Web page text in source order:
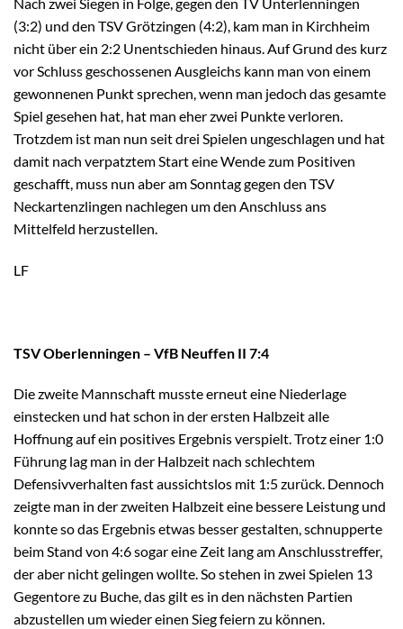
(3:2) und den TSV Grötzingen (4:2), kam man in Kirchheim
nicht über ein 2:2 Unentschieden hinaus. Auf Grund des kurz
vor Schluss geschossenen Ausgleichs kann man von einem
gewonnenen Punkt sprechen, wenn man jedoch das gesamte
Spiel gesehen hat, hat man eher zwei Punkte verloren.
Trotzdem ist man nun seit drei Spielen ungeschlagen und hat
damit nach verpatztem Start eine Wende zum Positiven
geschafft, muss nun aber am Sonntag gegen den TSV
Neckartenzlingen nachlegen um den Anschluss ans
Mittelfeld herzustellen.
LF
TSV Oberlenningen – VfB Neuffen II 7:4
Die zweite Mannschaft musste erneut eine Niederlage
einstecken und hat schon in der ersten Halbzeit alle
Hoffnung auf ein positives Ergebnis verspielt. Trotz einer 1:0
Führung lag man in der Halbzeit nach schlechtem
Defensivverhalten fast aussichtslos mit 1:5 zurück. Dennoch
zeigte man in der zweiten Halbzeit eine bessere Leistung und
konnte so das Ergebnis etwas besser gestalten, schnupperte
beim Stand von 4:6 sogar eine Zeit lang am Anschlusstreffer,
der aber nicht gelingen wollte. So stehen in zwei Spielen 13
Gegentore zu Buche, das gilt es in den nächsten Partien
abzustellen um wieder einen Sieg feiern zu können.